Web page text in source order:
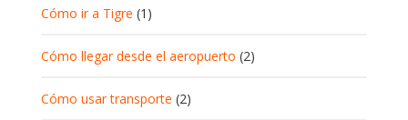
Cómo ir a Tigre (1)
Cómo llegar desde el aeropuerto (2)
Cómo usar transporte (2)